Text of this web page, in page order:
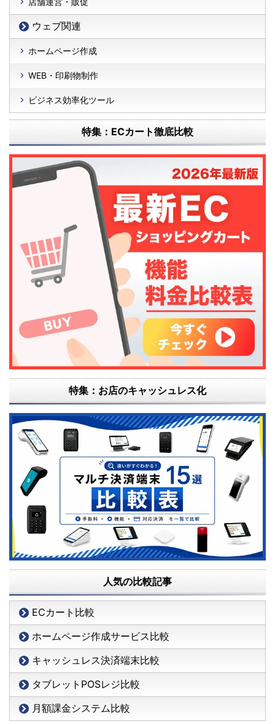
ウェブ関連
ホームページ作成
WEB・印刷物制作
ビジネス効率化ツール
特集：ECカート徹底比較
特集：お店のキャッシュレス化
人気の比較記事
ECカート比較
ホームページ作成サービス比較
キャッシュレス決済端末比較
タブレットPOSレジ比較
月額課金システム比較